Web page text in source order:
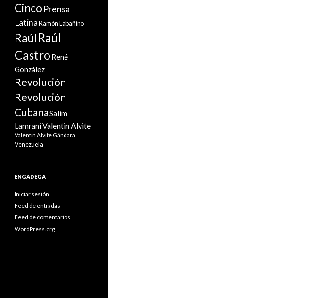
Cinco Prensa
LatinaRamón Labañino
RaúlRaúl
Castro René
González
Revolución
Revolución
CubanaSalim
LamraniValentin Alvite
Valentín Alvite Gándara
Venezuela
ENGÁDEGA
Iniciar sesión
Feed de entradas
Feed de comentarios
WordPress.org